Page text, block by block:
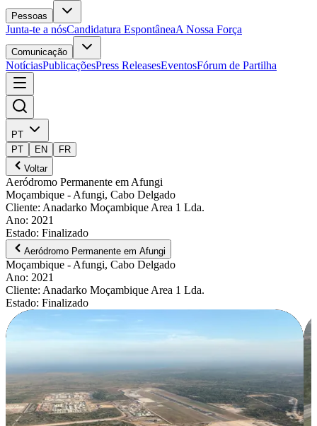
Pessoas
Junta-te a nósCandidatura EspontâneaA Nossa Força
Comunicação
NotíciasPublicaçõesPress ReleasesEventosFórum de Partilha
PT
PT
EN
FR
Voltar
Aeródromo Permanente em Afungi
Moçambique - Afungi, Cabo Delgado
Cliente: Anadarko Moçambique Area 1 Lda.
Ano: 2021
Estado: Finalizado
Aeródromo Permanente em Afungi
Moçambique - Afungi, Cabo Delgado
Ano: 2021
Cliente: Anadarko Moçambique Area 1 Lda.
Estado: Finalizado